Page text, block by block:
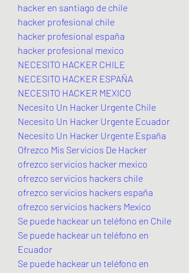
hacker en santiago de chile
hacker profesional chile
hacker profesional españa
hacker profesional mexico
NECESITO HACKER CHILE
NECESITO HACKER ESPAÑA
NECESITO HACKER MEXICO
Necesito Un Hacker Urgente Chile
Necesito Un Hacker Urgente Ecuador
Necesito Un Hacker Urgente España
Ofrezco Mis Servicios De Hacker
ofrezco servicios hacker mexico
ofrezco servicios hackers chile
ofrezco servicios hackers españa
ofrezco servicios hackers Mexico
Se puede hackear un teléfono en Chile
Se puede hackear un teléfono en
Ecuador
Se puede hackear un teléfono en